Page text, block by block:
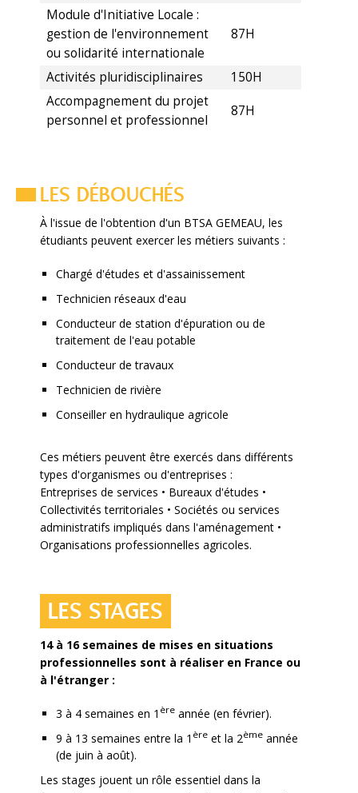
Module d'Initiative Locale :
gestion de l'environnement
ou solidarité internationale
87H
Activités pluridisciplinaires
150H
Accompagnement du projet
personnel et professionnel
87H
LES DÉBOUCHÉS
À l'issue de l'obtention d'un BTSA GEMEAU, les
étudiants peuvent exercer les métiers suivants :
Chargé d'études et d'assainissement
Technicien réseaux d'eau
Conducteur de station d'épuration ou de
traitement de l'eau potable
Conducteur de travaux
Technicien de rivière
Conseiller en hydraulique agricole
Ces métiers peuvent être exercés dans différents
types d'organismes ou d'entreprises :
Entreprises de services • Bureaux d'études •
Collectivités territoriales • Sociétés ou services
administratifs impliqués dans l'aménagement •
Organisations professionnelles agricoles.
LES STAGES
14 à 16 semaines de mises en situations
professionnelles sont à réaliser en France ou
à l'étranger :
3 à 4 semaines en 1 ère année (en février).
9 à 13 semaines entre la 1 ère et la 2ème année
(de juin à août).
Les stages jouent un rôle essentiel dans la